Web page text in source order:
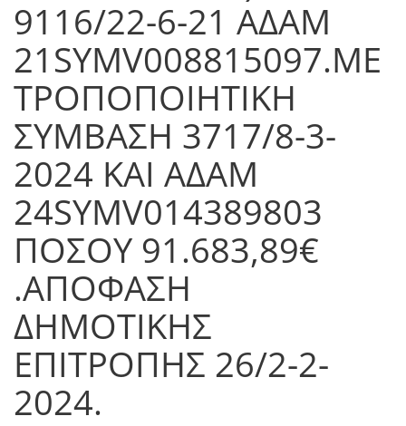
9116/22-6-21 ΑΔΑΜ
21SYMV008815097.ΜΕ
ΤΡΟΠΟΠΟΙΗΤΙΚΗ
ΣΥΜΒΑΣΗ 3717/8-3-
2024 ΚΑΙ ΑΔΑΜ
24SYMV014389803
ΠΟΣΟΥ 91.683,89€
.ΑΠΟΦΑΣΗ
ΔΗΜΟΤΙΚΗΣ
ΕΠΙΤΡΟΠΗΣ 26/2-2-
2024.